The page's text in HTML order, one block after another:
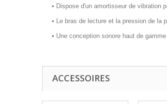
• Dispose d'un amortisseur de vibration
• Le bras de lecture et la pression de la
• Une conception sonore haut de gamme
ACCESSOIRES